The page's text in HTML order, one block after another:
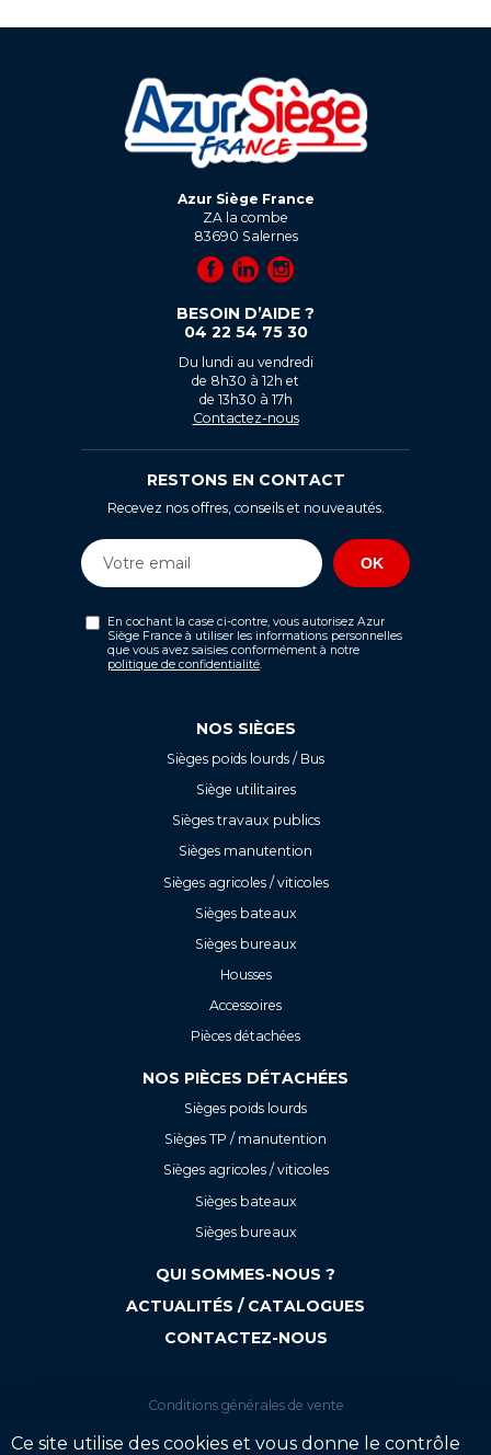
Azur Siège France
ZA la combe
83690 Salernes
BESOIN D’AIDE ?
04 22 54 75 30
Du lundi au vendredi
de 8h30 à 12h et
de 13h30 à 17h
Contactez-nous
RESTONS EN CONTACT
Recevez nos offres, conseils et nouveautés.
En cochant la case ci-contre, vous autorisez Azur
Siège France à utiliser les informations personnelles
que vous avez saisies conformément à notre
politique de confidentialité.
NOS SIÈGES
Sièges poids lourds / Bus
Siège utilitaires
Sièges travaux publics
Sièges manutention
Sièges agricoles / viticoles
Sièges bateaux
Sièges bureaux
Housses
Accessoires
Pièces détachées
NOS PIÈCES DÉTACHÉES
Sièges poids lourds
Sièges TP / manutention
Sièges agricoles / viticoles
Sièges bateaux
Sièges bureaux
QUI SOMMES-NOUS ?
ACTUALITÉS / CATALOGUES
CONTACTEZ-NOUS
Conditions générales de vente
Mentions légales
Ce site utilise des cookies et vous donne le contrôle